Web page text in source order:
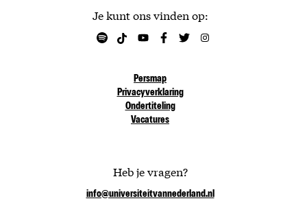
Je kunt ons vinden op:
Persmap
Privacyverklaring
Ondertiteling
Vacatures
Heb je vragen?
info@universiteitvannederland.nl